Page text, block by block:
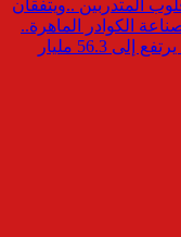
المتدربين ..ويتفقان
الكوادر الماهرة..
المركزي: صافي الاحتياطيات الدولية يرتفع إلى 56.3 مليار